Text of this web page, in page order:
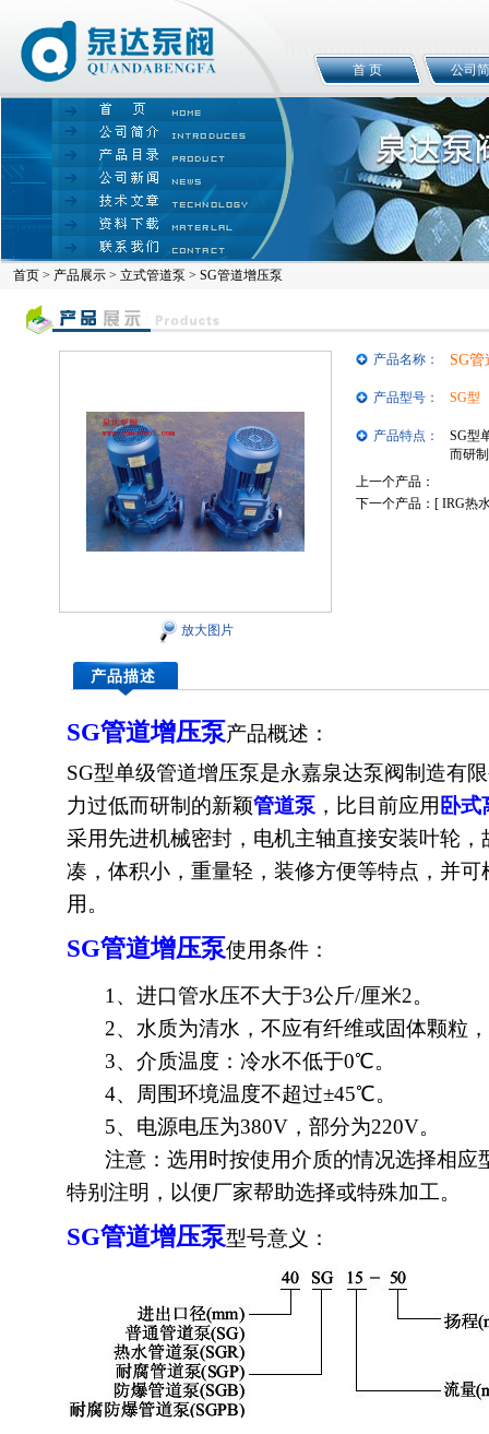
首 页 公司
首页 > 产品展示 > 立式管道泵 > SG管道增压泵
放大图片
产品名称： SG
产品型号： SG型
产品特点：
SG型
而研
上一个产品：
下一个产品：[ IRG热
产品描述
SG管道增压泵产品概述：
SG型单级管道增压泵是永嘉泉达泵阀制造有
力过低而研制的新颖管道泵，比目前应用 卧式
采用先进机械密封，电机主轴直接安装叶轮
凑，体积小，重量轻，装修方便等特点，并
用。
SG管道增压泵使用条件：
1、进口管水压不大于3公斤/厘米2。
2、水质为清水，不应有纤维或固体颗粒，
3、介质温度：冷水不低于0℃。
4、周围环境温度不超过±45℃。
5、电源电压为380V，部分为220V。
注意：选用时按使用介质的情况选择相应
特别注明，以便厂家帮助选择或特殊加工。
SG管道增压泵型号意义：